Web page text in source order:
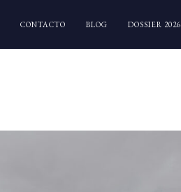
CONTACTO BLOG DOSSIER 2026